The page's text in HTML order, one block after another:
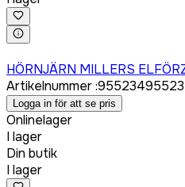
HÖRNJÄRN MILLERS
Artikelnummer:955234
Logga in för att se pris
Onlinelager
I lager
Din butik
I lager